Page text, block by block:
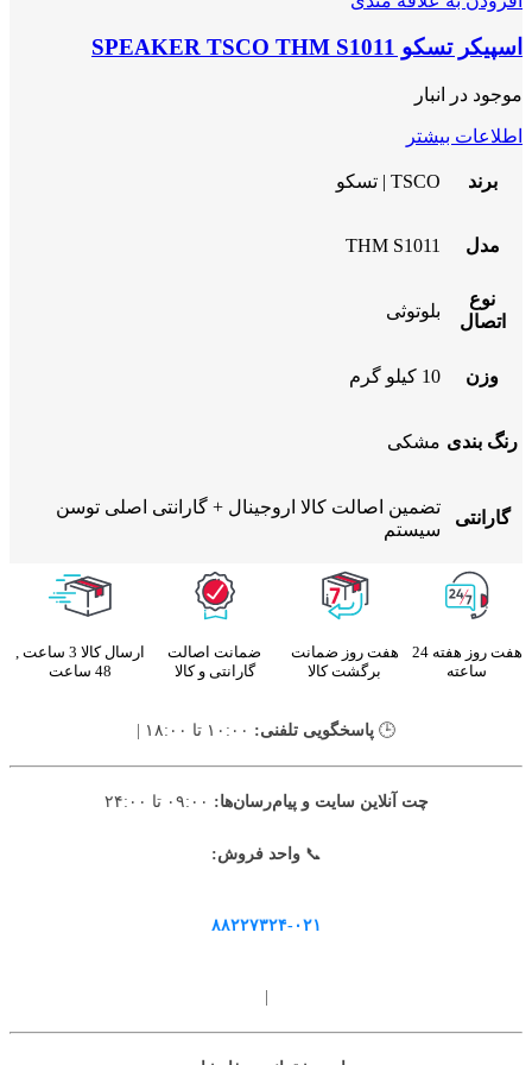
اسپیکر تسکو SPEAKER TSCO THM S1011
موجود در انبار
اطلاعات بیشتر
برند TSCO | تسکو
مدل THM S1011
نوع
اتصال
بلوتوثی
وزن 10 کیلو گرم
رنگ بندی مشکی
گارانتی
تضمین اصالت کالا اروجینال + گارانتی اصلی توسن
سیستم
هفت روز هفته 24
ساعته
هفت روز ضمانت
برگشت کالا
ضمانت اصالت
گارانتی و کالا
ارسال کالا 3 ساعت ,
48 ساعت
🕒 پاسخگویی تلفنی:
چت آنلاین سایت و پیام‌رسان‌ها:
📞واحد فروش:
۸۸۲۲۷۳۲۴-۰۲۱